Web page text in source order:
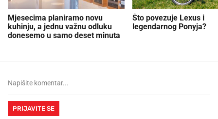
Mjesecima planiramo novu
kuhinju, a jednu važnu odluku
donesemo u samo deset minuta
Što povezuje Lexus i
legendarnog Ponyja?
PRIJAVITE SE